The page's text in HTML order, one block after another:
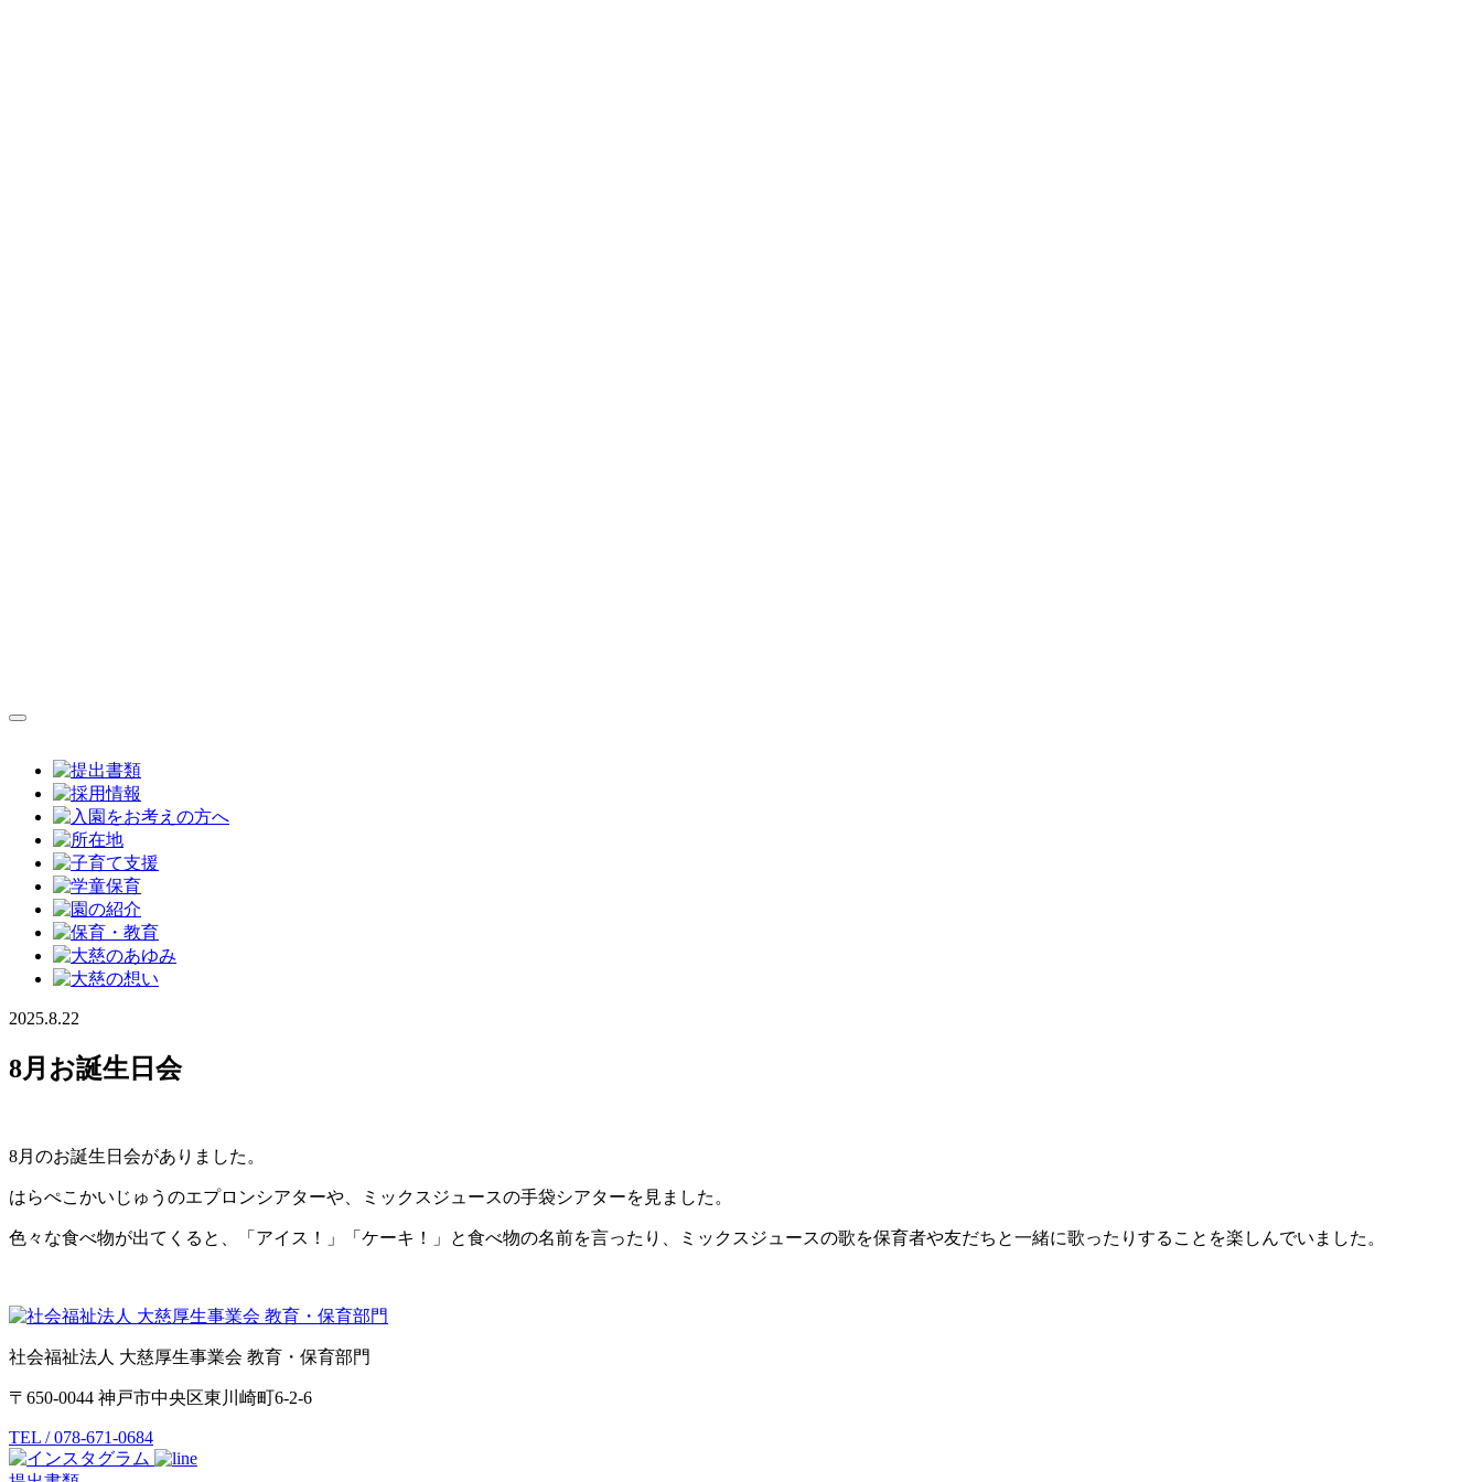
2025.8.22
8月お誕生日会
8月のお誕生日会がありました。
はらぺこかいじゅうのエプロンシアターや、ミックスジュースの手袋シアターを見ました。
色々な食べ物が出てくると、「アイス！」「ケーキ！」と食べ物の名前を言ったり、ミックスジュースの歌を保育者や友だちと一緒に歌ったりすることを楽しんでいました。
社会福祉法人 大慈厚生事業会 教育・保育部門
〒650-0044 神戸市中央区東川崎町6-2-6
TEL / 078-671-0684